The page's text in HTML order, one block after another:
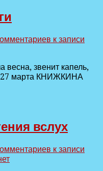
к записи
весна, звенит капель,
27 марта КНИЖКИНА
вслух
к записи